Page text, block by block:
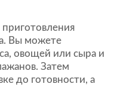
Вы можете
овощей или сыра и
Затем
до готовности, а